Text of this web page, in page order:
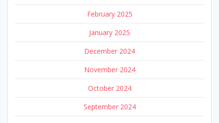
February 2025
January 2025
December 2024
November 2024
October 2024
September 2024